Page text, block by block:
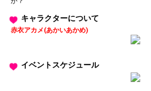
キャラクターについて
赤衣アカメ(あかいあかめ)
イベントスケジュール